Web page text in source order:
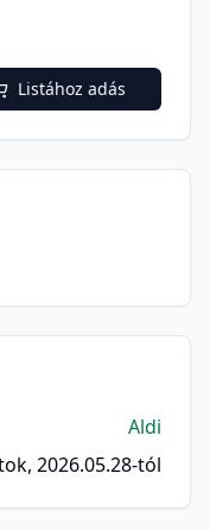
Listához adás
Aldi
2026.05.28-tól